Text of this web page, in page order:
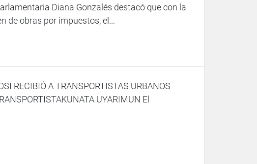
Diana Gonzalés destacó que con la
de obras por impuestos, el...
RECIBIÓ A TRANSPORTISTAS URBANOS
UYARIMUN El